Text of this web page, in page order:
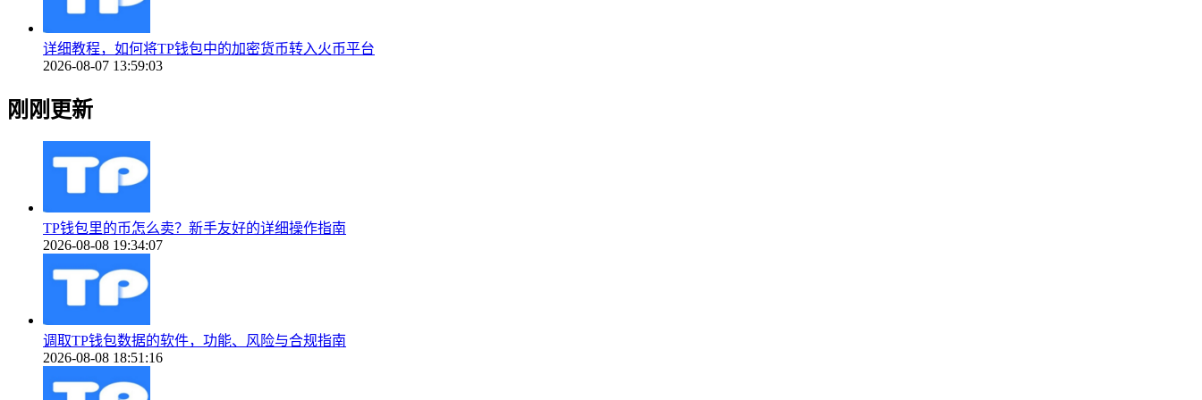
详细教程，如何将TP钱包中的加密货币转入火币平台
2026-08-07 13:59:03
刚刚更新
TP钱包里的币怎么卖？新手友好的详细操作指南
2026-08-08 19:34:07
调取TP钱包数据的软件，功能、风险与合规指南
2026-08-08 18:51:16